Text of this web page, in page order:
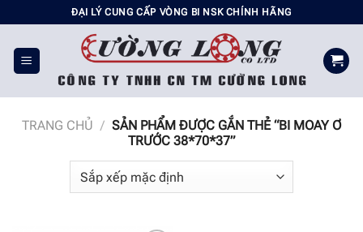
đến
nội
dung
ĐẠI LÝ CUNG CẤP VÒNG BI NSK CHÍNH HÃNG
TRANG CHỦ / SẢN PHẨM ĐƯỢC GẮN THẺ “BI MOAY Ơ
TRƯỚC 38*70*37”